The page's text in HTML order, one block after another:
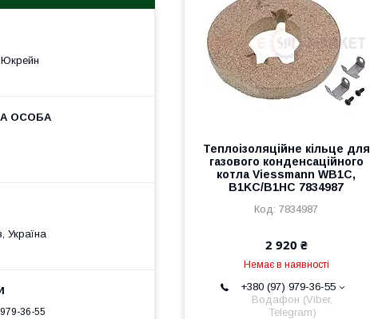
Теплоізоляційне кільце для
газового конденсаційного
котла Viessmann WB1C,
B1KC/B1HC 7834987
7834987
2 920 ₴
Немає в наявності
+380 (97) 979-36-55
Водафон (Viber,
Telegram)
Юкрейн
Україна
36-55